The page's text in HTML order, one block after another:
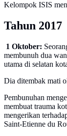
Kelompok ISIS
Tahun 2017
1 Oktober:
membunuh dua
utama di selatan
Dia ditembak mati
Pembunuhan
membuat trauma
mengerikan
Saint-Etienne du